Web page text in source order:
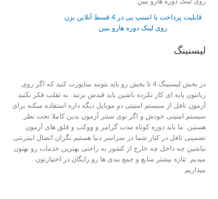
قابلیت پرداخت با اسنپ پی در 4 قسط آنلاین بزن
روی لینک دوره هارو ببین
لیسنینگ
در بخش لیسنینگ 4 تا بخش رو باید بتونید ساپورت کنید که اگر روی
زبانتون پایه ای کار نکرده باشین باید قیدش بزنید. به تقلب فکر نکنید
آزمون تافل از سیستم امنیتی دو موبایل دیگه داره استفاده میکنه برای
سیستم امنیتی خودش و اگر توی سنتر آزمون بدین کاملا تحت نظر
هستین. ما باید دوره کوتاه مدت گرامر و ووکب و قلق های آزمون
تضمینی تافل در کنار شما در سراسر دنیا هستیم.نگران اتصال اینترنتی
نباشین چه داخل چه خارج از کشور به راحتی بهترین خدمات رو بهتون
میدیم. تتازه بیشتر منابع و جمع بندی ها رو رایگان در اختیارتون
میذاریم.